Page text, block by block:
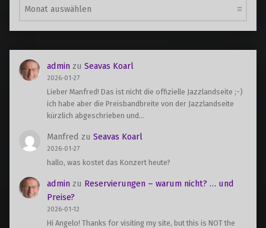
admin zuSeavas Koarl
2026-01-27
Lieber Manfred! Das ist nicht die offizielle Jazzlandseite ;-)
ich habe aber die Preisbandbreite von der Jazzlandseite
kürzlich abgeschrieben und…
Manfred zuSeavas Koarl
2026-01-27
hallo, was kostet das Konzert heute?
admin zu Reservierungen – warum nicht? … und
Preise?
2026-01-12
Hi Angelo! Thanks for visiting my site, but this is NOT the